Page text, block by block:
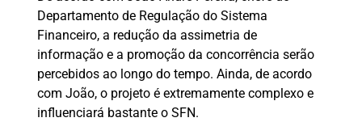
Departamento de Regulação do Sistema
Financeiro, a redução da assimetria de
informação e a promoção da concorrência serão
percebidos ao longo do tempo. Ainda, de acordo
com João, o projeto é extremamente complexo e
influenciará bastante o SFN.